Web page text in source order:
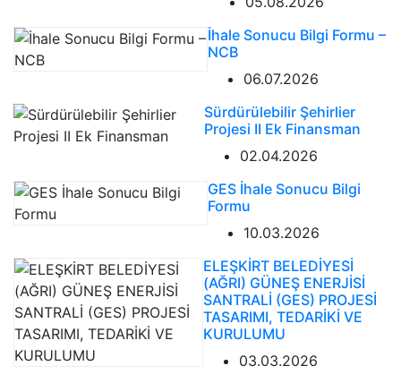
İhale Sonucu Bilgi Formu –
NCB
06.07.2026
Sürdürülebilir Şehirlier
Projesi II Ek Finansman
02.04.2026
GES İhale Sonucu Bilgi
Formu
10.03.2026
ELEŞKİRT BELEDİYESİ
(AĞRI) GÜNEŞ ENERJİSİ
SANTRALİ (GES) PROJESİ
TASARIMI, TEDARİKİ VE
KURULUMU
03.03.2026